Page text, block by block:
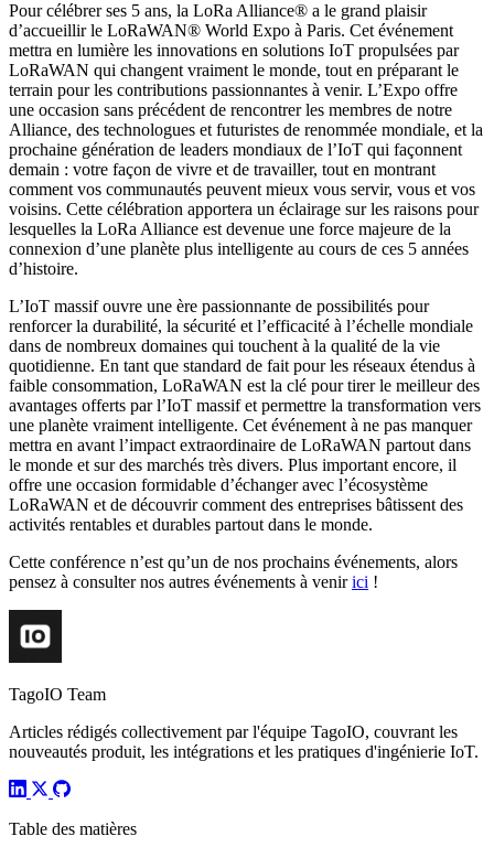
Pour célébrer ses 5 ans, la LoRa Alliance® a le grand plaisir
d’accueillir le LoRaWAN® World Expo à Paris. Cet événement
mettra en lumière les innovations en solutions IoT propulsées par
LoRaWAN qui changent vraiment le monde, tout en préparant le
terrain pour les contributions passionnantes à venir. L’Expo offre
une occasion sans précédent de rencontrer les membres de notre
Alliance, des technologues et futuristes de renommée mondiale, et la
prochaine génération de leaders mondiaux de l’IoT qui façonnent
demain : votre façon de vivre et de travailler, tout en montrant
comment vos communautés peuvent mieux vous servir, vous et vos
voisins. Cette célébration apportera un éclairage sur les raisons pour
lesquelles la LoRa Alliance est devenue une force majeure de la
connexion d’une planète plus intelligente au cours de ces 5 années
d’histoire.
L’IoT massif ouvre une ère passionnante de possibilités pour
renforcer la durabilité, la sécurité et l’efficacité à l’échelle mondiale
dans de nombreux domaines qui touchent à la qualité de la vie
quotidienne. En tant que standard de fait pour les réseaux étendus à
faible consommation, LoRaWAN est la clé pour tirer le meilleur des
avantages offerts par l’IoT massif et permettre la transformation vers
une planète vraiment intelligente. Cet événement à ne pas manquer
mettra en avant l’impact extraordinaire de LoRaWAN partout dans
le monde et sur des marchés très divers. Plus important encore, il
offre une occasion formidable d’échanger avec l’écosystème
LoRaWAN et de découvrir comment des entreprises bâtissent des
activités rentables et durables partout dans le monde.
Cette conférence n’est qu’un de nos prochains événements, alors
pensez à consulter nos autres événements à venirici !
TagoIO Team
Articles rédigés collectivement par l'équipe TagoIO, couvrant les
nouveautés produit, les intégrations et les pratiques d'ingénierie IoT.
Table des matières